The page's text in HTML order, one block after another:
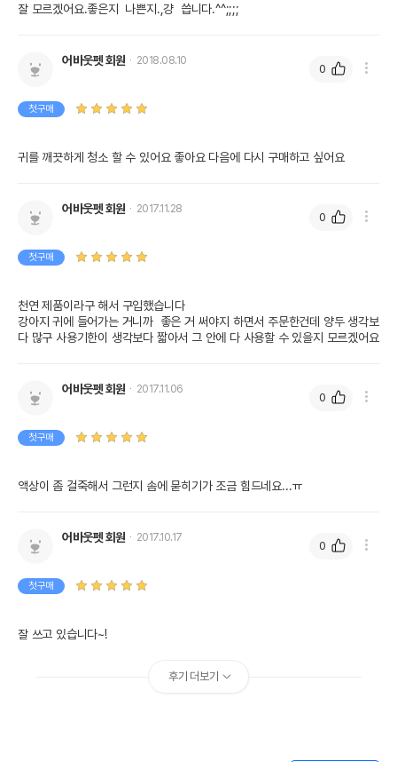
잘 모르겠어요.좋은지  나쁜지.,걍  씁니다.^^;;;;
어바웃펫 회원 2018.08.10
첫구매
귀를 깨끗하게 청소 할 수 있어요 좋아요 다음에 다시 구매하고 싶어요
0
어바웃펫 회원 2017.11.28
첫구매
천연 제품이라구 해서 구입했습니다
강아지 귀에 들어가는 거니까  좋은 거 써야지 하면서 주문한건데 양두 생각보
다 많구 사용기한이 생각보다 짧아서 그 안에 다 사용할 수 있을지 모르겠어요
0
어바웃펫 회원 2017.11.06
첫구매
액상이 좀 걸죽해서 그런지 솜에 묻히기가 조금 힘드네요...ㅠ
0
어바웃펫 회원 2017.10.17
첫구매
잘 쓰고 있습니다~!
0
후기 더보기